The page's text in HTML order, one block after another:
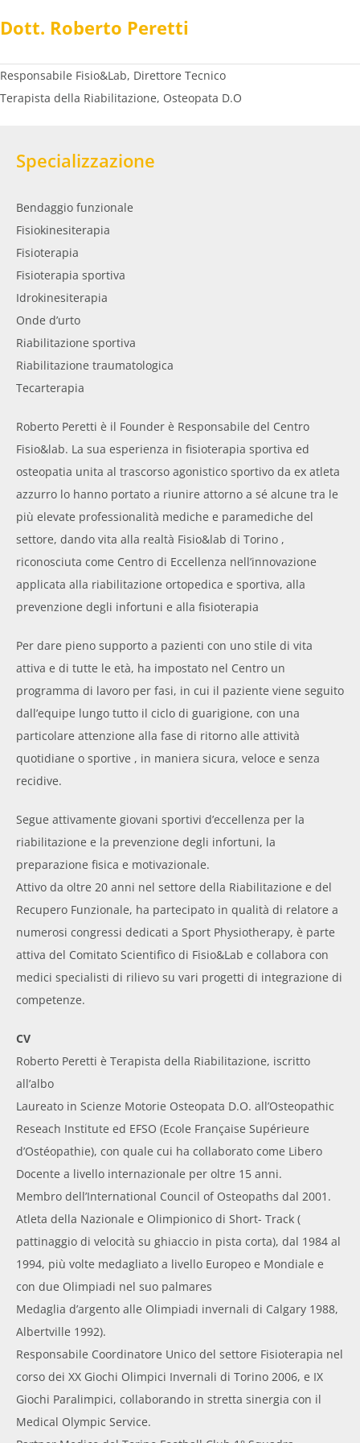
Prenota una visita
Dott. Roberto Peretti
Responsabile Fisio&Lab, Direttore Tecnico
Terapista della Riabilitazione, Osteopata D.O
Specializzazione
Bendaggio funzionale
Fisiokinesiterapia
Fisioterapia
Fisioterapia sportiva
Idrokinesiterapia
Onde d’urto
Riabilitazione sportiva
Riabilitazione traumatologica
Tecarterapia
Roberto Peretti è il Founder è Responsabile del Centro
Fisio&lab. La sua esperienza in fisioterapia sportiva ed
osteopatia unita al trascorso agonistico sportivo da ex atleta
azzurro lo hanno portato a riunire attorno a sé alcune tra le
più elevate professionalità mediche e paramediche del
settore, dando vita alla realtà Fisio&lab di Torino ,
riconosciuta come Centro di Eccellenza nell’innovazione
applicata alla riabilitazione ortopedica e sportiva, alla
prevenzione degli infortuni e alla fisioterapia
Per dare pieno supporto a pazienti con uno stile di vita
attiva e di tutte le età, ha impostato nel Centro un
programma di lavoro per fasi, in cui il paziente viene seguito
dall’equipe lungo tutto il ciclo di guarigione, con una
particolare attenzione alla fase di ritorno alle attività
quotidiane o sportive , in maniera sicura, veloce e senza
recidive.
Segue attivamente giovani sportivi d’eccellenza per la
riabilitazione e la prevenzione degli infortuni, la
preparazione fisica e motivazionale.
Attivo da oltre 20 anni nel settore della Riabilitazione e del
Recupero Funzionale, ha partecipato in qualità di relatore a
numerosi congressi dedicati a Sport Physiotherapy, è parte
attiva del Comitato Scientifico di Fisio&Lab e collabora con
medici specialisti di rilievo su vari progetti di integrazione di
competenze.
CV
Roberto Peretti è Terapista della Riabilitazione, iscritto
all’albo
Laureato in Scienze Motorie Osteopata D.O. all’Osteopathic
Reseach Institute ed EFSO (Ecole Française Supérieure
d’Ostéopathie), con quale cui ha collaborato come Libero
Docente a livello internazionale per oltre 15 anni.
Membro dell’International Council of Osteopaths dal 2001.
Atleta della Nazionale e Olimpionico di Short- Track (
pattinaggio di velocità su ghiaccio in pista corta), dal 1984 al
1994, più volte medagliato a livello Europeo e Mondiale e
con due Olimpiadi nel suo palmares
Medaglia d’argento alle Olimpiadi invernali di Calgary 1988,
Albertville 1992).
Responsabile Coordinatore Unico del settore Fisioterapia nel
corso dei XX Giochi Olimpici Invernali di Torino 2006, e IX
Giochi Paralimpici, collaborando in stretta sinergia con il
Medical Olympic Service.